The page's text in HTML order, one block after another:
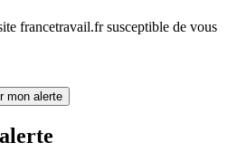
francetravail.fr susceptible de vous
mon alerte